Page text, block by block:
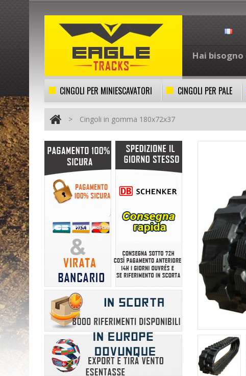
CINGOLI PER MINIESCAVATORI CINGOLI PER PALE
Hai
> Cingoli in gomma 180x72x37